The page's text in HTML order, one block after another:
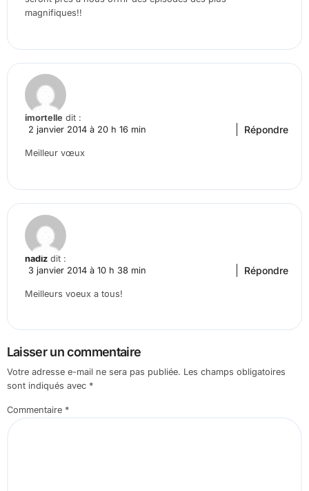
magnifiques!!
imortelle dit :
2 janvier 2014 à 20 h 16 min
Meilleur vœux
Répondre
nadiz dit :
3 janvier 2014 à 10 h 38 min
Meilleurs voeux a tous!
Répondre
Laisser un commentaire
Votre adresse e-mail ne sera pas publiée. Les champs obligatoires
sont indiqués avec *
Commentaire *